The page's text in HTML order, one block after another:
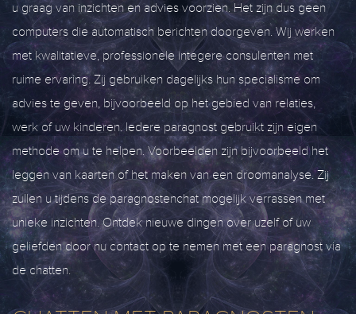
u graag van inzichten en advies voorzien. Het zijn dus geen
computers die automatisch berichten doorgeven. Wij werken
met kwalitatieve, professionele integere consulenten met
ruime ervaring. Zij gebruiken dagelijks hun specialisme om
advies te geven, bijvoorbeeld op het gebied van relaties,
werk of uw kinderen. Iedere paragnost gebruikt zijn eigen
methode om u te helpen. Voorbeelden zijn bijvoorbeeld het
leggen van kaarten of het maken van een droomanalyse. Zij
zullen u tijdens de paragnostenchat mogelijk verrassen met
unieke inzichten. Ontdek nieuwe dingen over uzelf of uw
geliefden door nu contact op te nemen met een paragnost via
de chatten.